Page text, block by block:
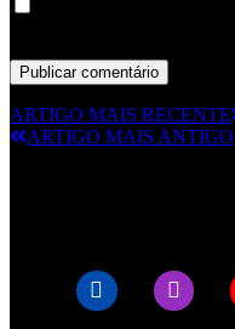
ARTIGO MAIS RECENTE
ARTIGO MAIS ANTIGO